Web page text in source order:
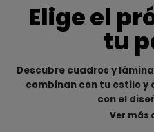
Elige el
tu
Descubre cuadros y
combinan con tu estilo
con el
Ver más